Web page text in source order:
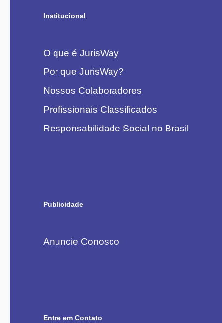
Institucional
O que é JurisWay
Por que JurisWay?
Nossos Colaboradores
Profissionais Classificados
Responsabilidade Social no Brasil
Publicidade
Anuncie Conosco
Entre em Contato